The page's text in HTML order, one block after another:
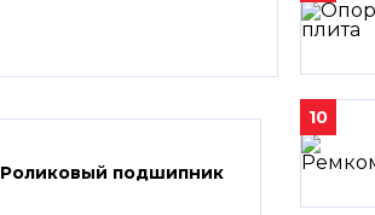
Роликовый подшипник
10